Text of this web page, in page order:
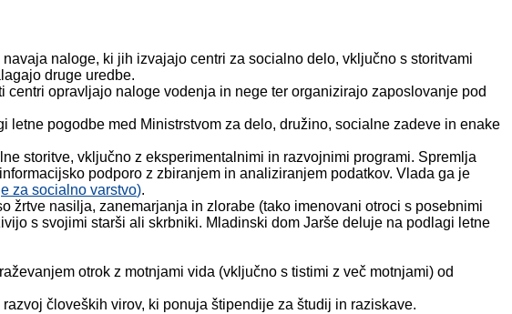
navaja naloge, ki jih izvajajo centri za socialno delo, vključno s storitvami
druge uredbe.
opravljajo naloge vodenja in nege ter organizirajo zaposlovanje pod
pogodbe med Ministrstvom za delo, družino, socialne zadeve in enake
storitve, vključno z eksperimentalnimi in razvojnimi programi. Spremlja
podporo z zbiranjem in analiziranjem podatkov. Vlada ga je
za socialno varstvo).
žrtve nasilja, zanemarjanja in zlorabe (tako imenovani otroci s posebnimi
s svojimi starši ali skrbniki. Mladinski dom Jarše deluje na podlagi letne
otrok z motnjami vida (vključno s tistimi z več motnjami) od
človeških virov, ki ponuja štipendije za študij in raziskave.